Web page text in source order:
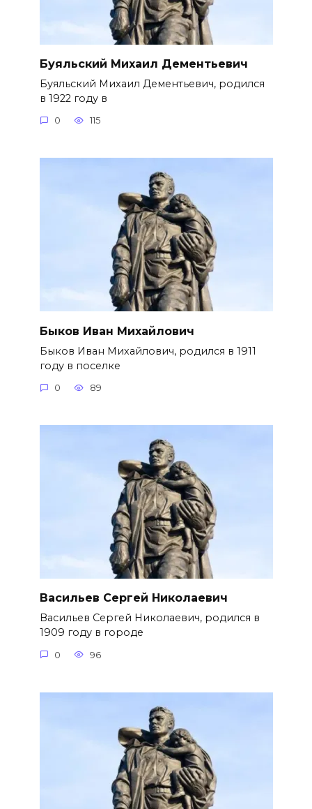
Буяльский Михаил Дементьевич
Буяльский Михаил Дементьевич, родился
в 1922 году в
0 115
Быков Иван Михайлович
Быков Иван Михайлович, родился в 1911
году в поселке
0 89
Васильев Сергей Николаевич
Васильев Сергей Николаевич, родился в
1909 году в городе
0 96